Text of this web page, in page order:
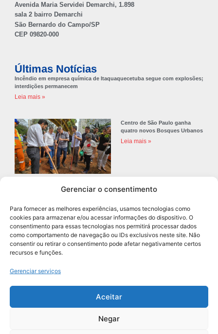
Gerenciar o consentimento
Para fornecer as melhores experiências, usamos tecnologias como
cookies para armazenar e/ou acessar informações do dispositivo. O
consentimento para essas tecnologias nos permitirá processar dados
como comportamento de navegação ou IDs exclusivos neste site. Não
consentir ou retirar o consentimento pode afetar negativamente certos
recursos e funções.
Gerenciar serviços
Aceitar
Negar
Avenida Maria Servidei Demarchi, 1.898
sala 2 bairro Demarchi
São Bernardo do Campo/SP
CEP 09820-000
Últimas Notícias
Incêndio em empresa química de Itaquaquecetuba segue com explosões;
interdições permanecem
Leia mais »
Centro de São Paulo ganha
quatro novos Bosques Urbanos
Leia mais »
para professores
Leia mais »
Navegação